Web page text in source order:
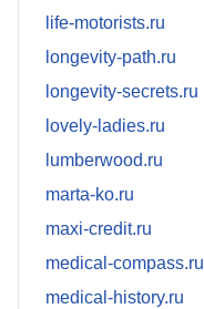
life-motorists.ru
longevity-path.ru
longevity-secrets.ru
lovely-ladies.ru
lumberwood.ru
marta-ko.ru
maxi-credit.ru
medical-compass.ru
medical-history.ru